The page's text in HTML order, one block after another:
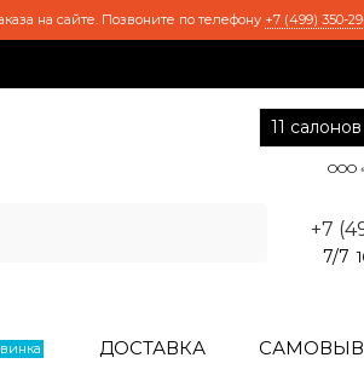
на сайте. Позвоните по телефону +7 (499) 350-
11
ООО
+7
7/7
ДОСТАВКА